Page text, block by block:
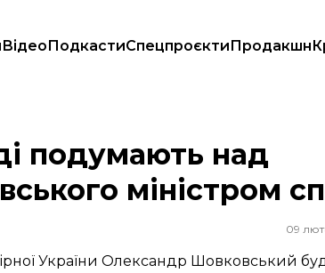
ВідеоПодкастиСпецпроєктиПродакшн
міністром спорту
подумають над
міністром
09
України Олександр Шовковський